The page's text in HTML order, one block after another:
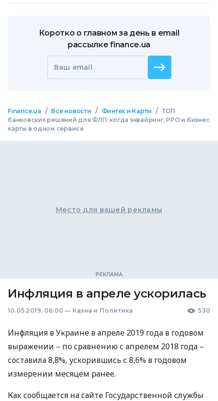
Коротко о главном за день в email
рассылке finance.ua
Ваш email
Finance.ua / Все новости / Финтех и Карты / ТОП
банковских решений для ФЛП: когда эквайринг, РРО и бизнес
карты в одном сервисе
Место для вашей рекламы
Инфляция в апреле ускорилась
10.05.2019, 06:00 — Казна и Политика 530
Инфляция в Украине в апреле 2019 года в годовом
выражении – по сравнению с апрелем 2018 года –
составила 8,8%, ускорившись с 8,6% в годовом
измерении месяцем ранее.
Как сообщается на сайте Государственной службы